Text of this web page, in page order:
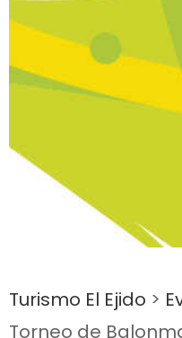
Turismo El Ejido >
Torneo de